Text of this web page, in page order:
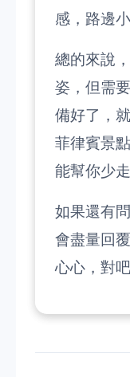
感，路邊
總的來說
姿，但需
備好了，
菲律賓景
能幫你少走
如果還有
會盡量回
心心，對